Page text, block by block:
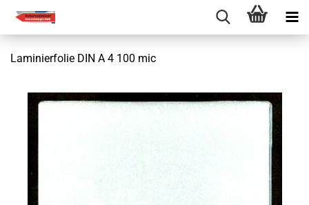
Laminierfolie DIN A 4 100 mic